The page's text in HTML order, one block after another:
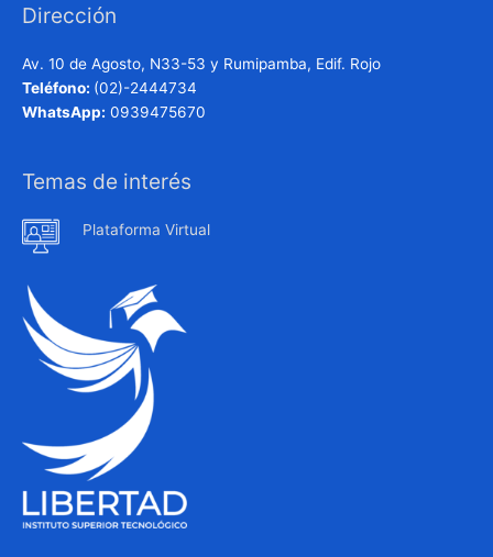
Dirección
Av. 10 de Agosto, N33-53 y Rumipamba, Edif. Rojo
Teléfono: (02)-2444734
WhatsApp: 0939475670
Temas de interés
Plataforma Virtual